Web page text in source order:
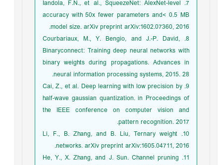
7. Iandola, F.N., et al., SqueezeNet: AlexNet-level
accuracy with 50x fewer parameters and< 0.5 MB
model size. arXiv preprint arXiv:1602.07360, 2016.
8. Courbariaux, M., Y. Bengio, and J.-P. David,
Binaryconnect: Training deep neural networks with
binary weights during propagations. Advances in
neural information processing systems, 2015. 28.
9. Cai, Z., et al. Deep learning with low precision by
half-wave gaussian quantization. in Proceedings of
the IEEE conference on computer vision and
pattern recognition. 2017.
10. Li, F., B. Zhang, and B. Liu, Ternary weight
networks. arXiv preprint arXiv:1605.04711, 2016.
11. He, Y., X. Zhang, and J. Sun. Channel pruning